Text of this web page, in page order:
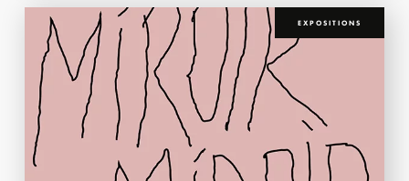
EXPOSITIONS